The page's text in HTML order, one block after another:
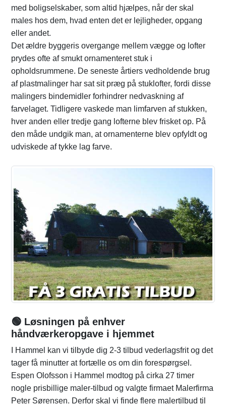
med boligselskaber, som altid hjælpes, når der skal
males hos dem, hvad enten det er lejligheder, opgang
eller andet.
Det ældre byggeris overgange mellem vægge og lofter
prydes ofte af smukt ornamenteret stuk i
opholdsrummene. De seneste årtiers vedholdende brug
af plastmalinger har sat sit præg på stuklofter, fordi disse
malingers bindemidler forhindrer nedvaskning af
farvelaget. Tidligere vaskede man limfarven af stukken,
hver anden eller tredje gang lofterne blev frisket op. På
den måde undgik man, at ornamenterne blev opfyldt og
udviskede af tykke lag farve.
🟢 Løsningen på enhver
håndværkeropgave i hjemmet
I Hammel kan vi tilbyde dig 2-3 tilbud vederlagsfrit og det
tager få minutter at fortælle os om din forespørgsel.
Espen Olofsson i Hammel modtog på cirka 27 timer
nogle prisbillige maler-tilbud og valgte firmaet Malerfirma
Peter Sørensen. Derfor skal vi finde flere malertilbud til